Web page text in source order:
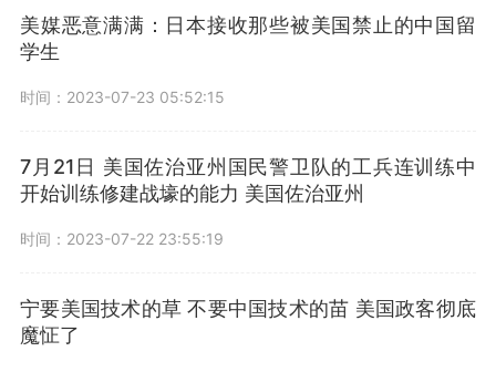
美媒恶意满满：日本接收那些被美国禁止的中国留
学生
时间：2023-07-23 05:52:15
7月21日 美国佐治亚州国民警卫队的工兵连训练中
开始训练修建战壕的能力 美国佐治亚州
时间：2023-07-22 23:55:19
宁要美国技术的草 不要中国技术的苗 美国政客彻底
魔怔了